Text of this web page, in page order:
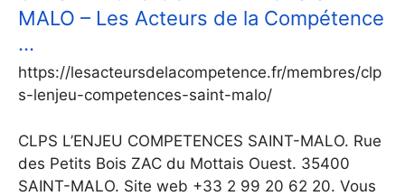
MALO – Les Acteurs de la Compétence
…
https://lesacteursdelacompetence.fr/membres/clp
s-lenjeu-competences-saint-malo/
CLPS L’ENJEU COMPETENCES SAINT-MALO. Rue
des Petits Bois ZAC du Mottais Ouest. 35400
SAINT-MALO. Site web +33 2 99 20 62 20. Vous